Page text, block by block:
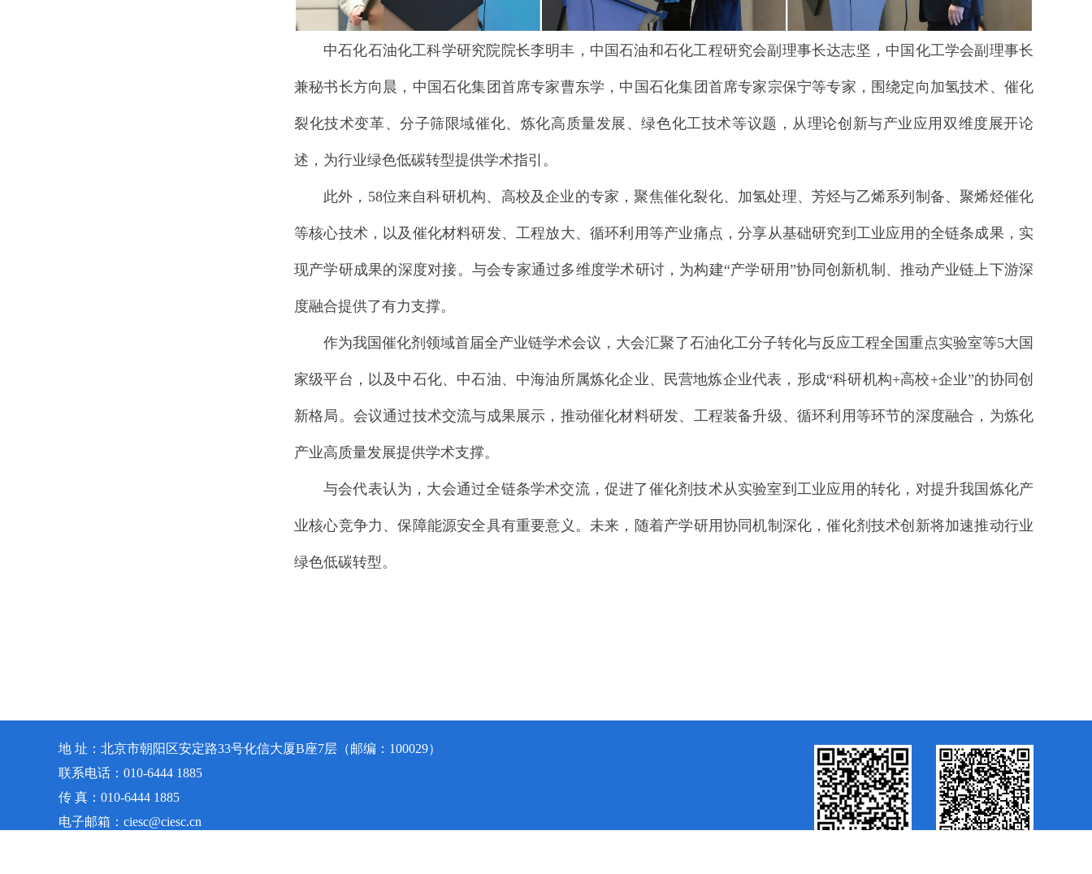
中石化石油化工科学研究院院长李明丰，中国石油和石化工程研究会副理事长达志坚，中国化工学会副理事长
兼秘书长方向晨，中国石化集团首席专家曹东学，中国石化集团首席专家宗保宁等专家，围绕定向加氢技术、催化
裂化技术变革、分子筛限域催化、炼化高质量发展、绿色化工技术等议题，从理论创新与产业应用双维度展开论
述，为行业绿色低碳转型提供学术指引。
此外， 58位来自科研机构、高校及企业的专家，聚焦催化裂化、加氢处理、芳烃与乙烯系列制备、聚烯烃催化
等核心技术，以及催化材料研发、工程放大、循环利用等产业痛点，分享从基础研究到工业应用的全链条成果，实
现产学研成果的深度对接。与会专家通过多维度学术研讨，为构建“产学研用”协同创新机制、推动产业链上下游深
度融合提供了有力支撑。
作为我国催化剂领域首届全产业链学术会议，大会汇聚了石油化工分子转化与反应工程全国重点实验室等5大国
家级平台，以及中石化、中石油、中海油所属炼化企业、民营地炼企业代表，形成“科研机构+高校+企业”的协同创
新格局。会议通过技术交流与成果展示，推动催化材料研发、工程装备升级、循环利用等环节的深度融合，为炼化
产业高质量发展提供学术支撑。
与会代表认为，大会通过全链条学术交流，促进了催化剂技术从实验室到工业应用的转化，对提升我国炼化产
业核心竞争力、保障能源安全具有重要意义。未来，随着产学研用协同机制深化，催化剂技术创新将加速推动行业
绿色低碳转型。
地 址：北京市朝阳区安定路33号化信大厦B座7层（邮编：100029）
联系电话：010-6444 1885
传 真：010-6444 1885
电子邮箱：ciesc@ciesc.cn